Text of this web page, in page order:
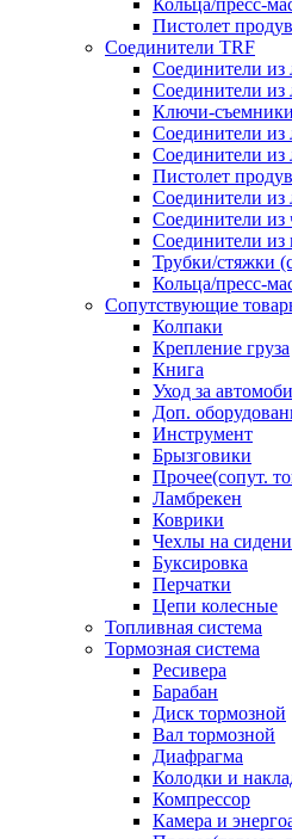
Кольца/пресс-
Пистолет
Соединители TRF
Соединители из
Соединители из
Ключи-
Соединители из
Соединители из
Пистолет
Соединители из
Соединители из
Соединители из
Трубки/стяжки
Кольца/пресс-
Сопутствующие
Колпаки
Крепление груза
Книга
Уход за
Доп.
Инструмент
Брызговики
Прочее(сопут.
Ламбрекен
Коврики
Чехлы на
Буксировка
Перчатки
Цепи колесные
Топливная система
Тормозная система
Ресивера
Барабан
Диск тормозной
Вал тормозной
Диафрагма
Колодки и
Компрессор
Камера и